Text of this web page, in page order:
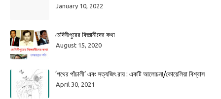
January 10, 2022
মেদিনীপুরের বিজ্ঞানীদের কথা
August 15, 2020
‘পথের পাঁচালী’ এবং সত্যজিৎ রায় : একটি আলোচনা/কোয়েলিয়া বিশ্বাস
April 30, 2021